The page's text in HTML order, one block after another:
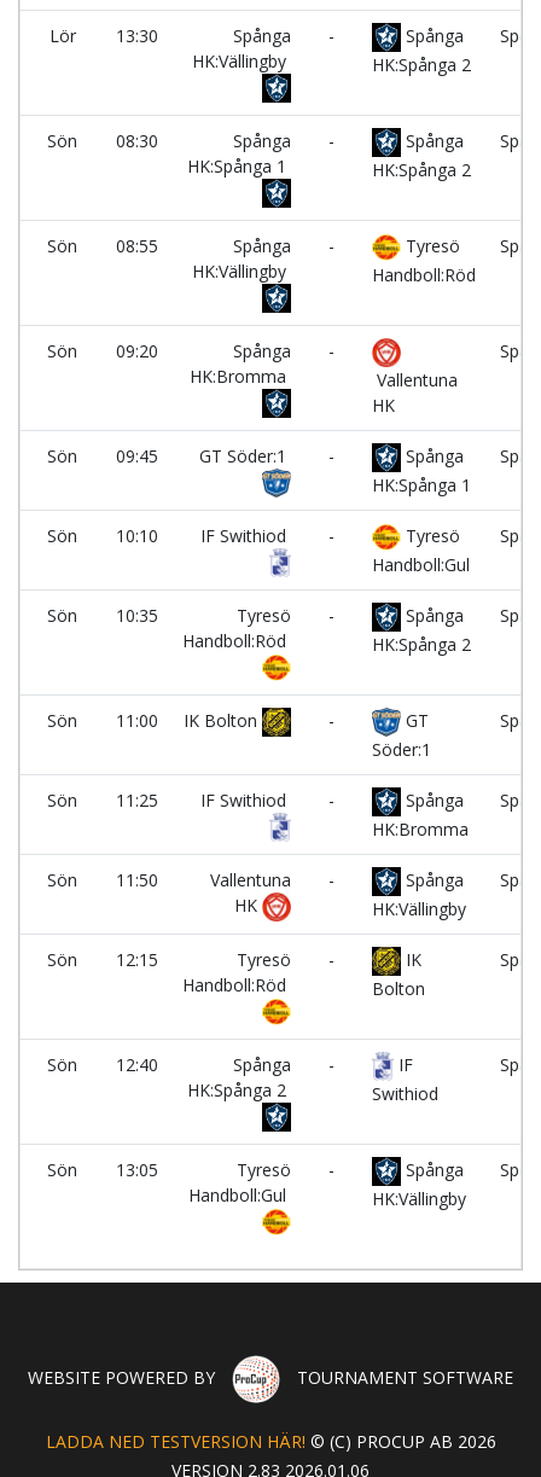
Lör 13:30
Spånga
HK:Vällingby
-
Spånga
HK:Spånga 2
Sön 08:30
Spånga
HK:Spånga 1
-
Spånga
HK:Spånga 2
Sön 08:55
Spånga
HK:Vällingby
-
Tyresö
Handboll:Röd
Sön 09:20
Spånga
HK:Bromma
-
Vallentuna
HK
Sön 09:45 GT Söder:1 -
Spånga
HK:Spånga 1
Sön 10:10 IF Swithiod -
Tyresö
Handboll:Gul
Sön 10:35
Tyresö
Handboll:Röd
-
Spånga
HK:Spånga 2
Sön 11:00 IK Bolton -
GT
Söder:1
Sön 11:25 IF Swithiod -
Spånga
HK:Bromma
Sön 11:50
Vallentuna
HK
-
Spånga
HK:Vällingby
Sön 12:15
Tyresö
Handboll:Röd
-
IK
Bolton
Sön 12:40
Spånga
HK:Spånga 2
-
IF
Swithiod
Sön 13:05
Tyresö
Handboll:Gul
-
Spånga
HK:Vällingby
WEBSITE POWERED BY TOURNAMENT SOFTWARE
LADDA NED TESTVERSION HÄR! © (C) PROCUP AB 2026
VERSION 2.83 2026.01.06